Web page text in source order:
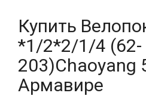
Купить
*1/2*2/1/4 (62-
203)Chaoyang
Армавире